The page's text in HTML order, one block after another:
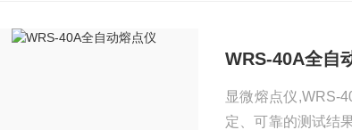
WRS-40A全自
显微熔点仪,WRS-
定、可靠的测试结